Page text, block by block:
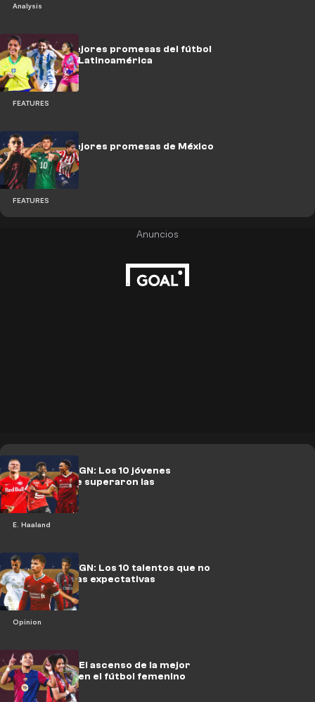
Analysis
FEATURES
NXGN: Las mejores promesas del fútbol
femenino en Latinoamérica
FEATURES
NXGN: Las mejores promesas de México
E. Haaland
10 años de NXGN: Los 10 jóvenes
prodigios que superaron las
expectativas
Opinion
10 años de NXGN: Los 10 talentos que no
cumplieron las expectativas
Vicky Lopez: El ascenso de la mejor
adolescente en el fútbol femenino